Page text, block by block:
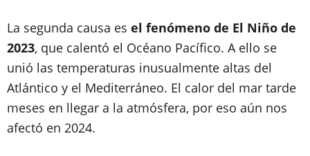
La segunda causa es el fenómeno de El Niño de
2023, que calentó el Océano Pacífico. A ello se
unió las temperaturas inusualmente altas del
Atlántico y el Mediterráneo. El calor del mar tarde
meses en llegar a la atmósfera, por eso aún nos
afectó en 2024.